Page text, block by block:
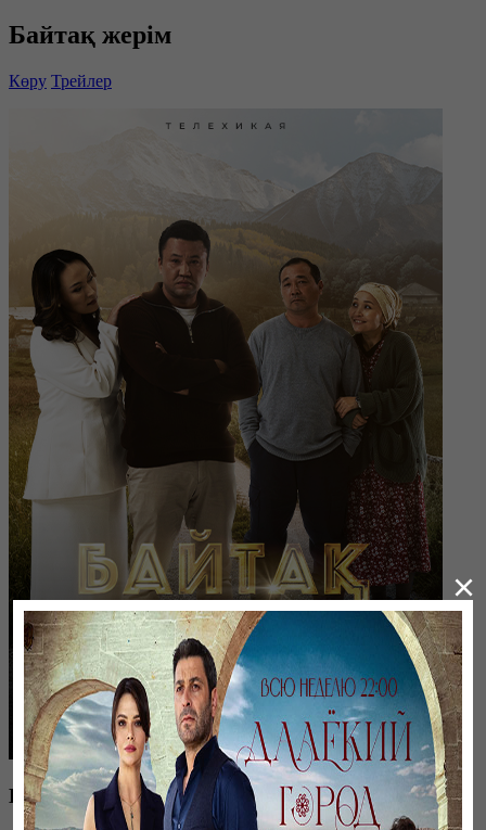
Байтақ жерім
Көру Трейлер
Байтақ жерім
×